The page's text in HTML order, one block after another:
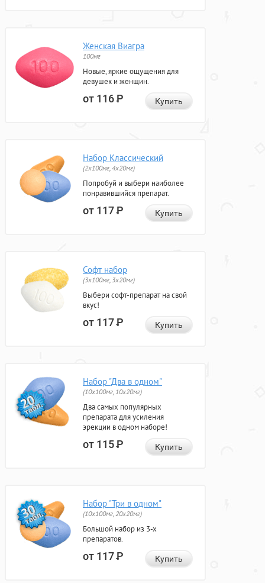
Женская Виагра
100мг
Новые, яркие ощущения для
девушек и женщин.
от 116Р Купить
Набор Классический
(2x100мг, 4x20мг)
Попробуй и выбери наиболее
понравившийся препарат.
от 117Р Купить
Софт набор
(3x100мг, 3x20мг)
Выбери софт-препарат на свой
вкус!
от 117Р Купить
Набор "Два в одном"
(10x100мг, 10x20мг)
Два самых популярных
препарата для усиления
эрекции в одном наборе!
от 115Р Купить
Набор "Три в одном"
(10x100мг, 20x20мг)
Большой набор из 3-х
препаратов.
от 117Р Купить